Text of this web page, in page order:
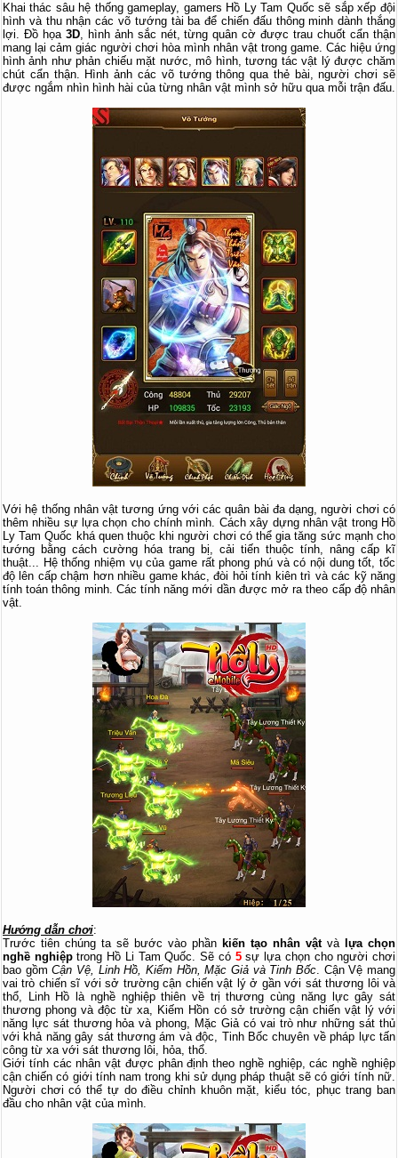
Khai thác sâu hệ thống gameplay, gamers Hồ Ly Tam Quốc sẽ sắp xếp đội
hình và thu nhận các võ tướng tài ba để chiến đấu thông minh dành thắng
lợi. Đồ họa 3D, hình ảnh sắc nét, từng quân cờ được trau chuốt cẩn thận
mang lại cảm giác người chơi hòa mình nhân vật trong game. Các hiệu ứng
hình ảnh như phản chiếu mặt nước, mô hình, tương tác vật lý được chăm
chút cẩn thận. Hình ảnh các võ tướng thông qua thẻ bài, người chơi sẽ
được ngắm nhìn hình hài của từng nhân vật mình sở hữu qua mỗi trận đấu.
Với hệ thống nhân vật tương ứng với các quân bài đa dạng, người chơi có
thêm nhiều sự lựa chọn cho chính mình. Cách xây dựng nhân vật trong Hồ
Ly Tam Quốc khá quen thuộc khi người chơi có thể gia tăng sức mạnh cho
tướng bằng cách cường hóa trang bị, cải tiến thuộc tính, nâng cấp kĩ
thuật... Hệ thống nhiệm vụ của game rất phong phú và có nội dung tốt, tốc
độ lên cấp chậm hơn nhiều game khác, đòi hỏi tính kiên trì và các kỹ năng
tính toán thông minh. Các tính năng mới dần được mở ra theo cấp độ nhân
vật.
Hướng dẫn chơi:
Trước tiên chúng ta sẽ bước vào phần kiến tạo nhân vậtvàlựa chọn
nghề nghiệptrong Hồ Li Tam Quốc. Sẽ có 5sự lựa chọn cho người chơi
bao gồmCận Vệ, Linh Hồ, Kiếm Hồn, Mặc Giả và Tinh Bốc. Cận Vệ mang
vai trò chiến sĩ với sở trường cận chiến vật lý ở gần với sát thương lôi và
thổ, Linh Hồ là nghề nghiệp thiên về trị thương cùng năng lực gây sát
thương phong và độc từ xa, Kiếm Hồn có sở trường cận chiến vật lý với
năng lực sát thương hỏa và phong, Mặc Giả có vai trò như những sát thủ
với khả năng gây sát thương ám và độc, Tinh Bốc chuyên về pháp lực tấn
công từ xa với sát thương lôi, hỏa, thổ.
Giới tính các nhân vật được phân định theo nghề nghiệp, các nghề nghiệp
cận chiến có giới tính nam trong khi sử dụng pháp thuật sẽ có giới tính nữ.
Người chơi có thể tự do điều chỉnh khuôn mặt, kiểu tóc, phục trang ban
đầu cho nhân vật của mình.